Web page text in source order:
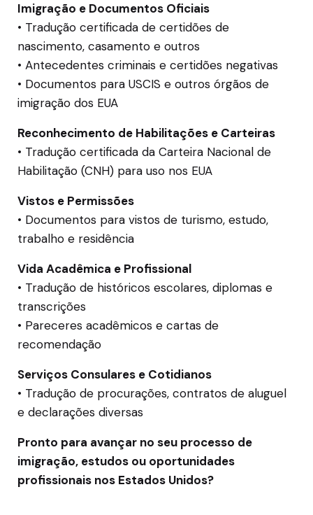
Imigração e Documentos Oficiais
• Tradução certificada de certidões de
nascimento, casamento e outros
• Antecedentes criminais e certidões negativas
• Documentos para USCIS e outros órgãos de
imigração dos EUA
Reconhecimento de Habilitações e Carteiras
• Tradução certificada da Carteira Nacional de
Habilitação (CNH) para uso nos EUA
Vistos e Permissões
• Documentos para vistos de turismo, estudo,
trabalho e residência
Vida Acadêmica e Profissional
• Tradução de históricos escolares, diplomas e
transcrições
• Pareceres acadêmicos e cartas de
recomendação
Serviços Consulares e Cotidianos
• Tradução de procurações, contratos de aluguel
e declarações diversas
Pronto para avançar no seu processo de
imigração, estudos ou oportunidades
profissionais nos Estados Unidos?